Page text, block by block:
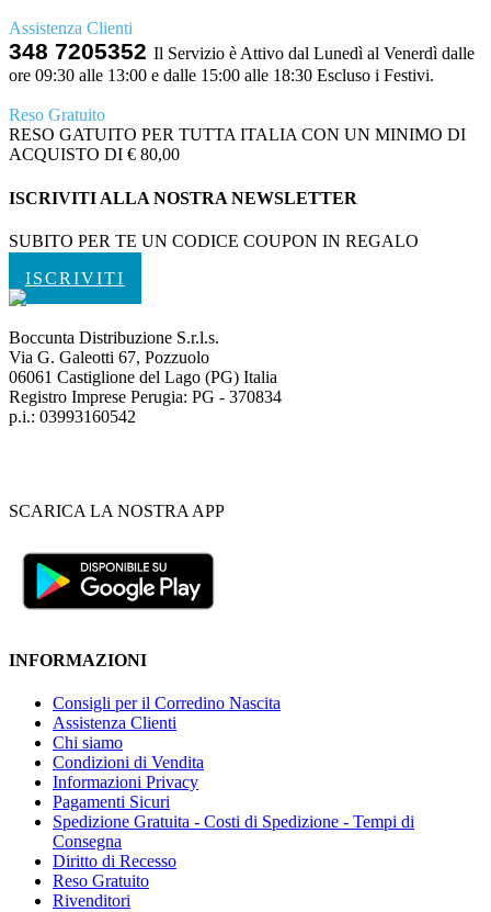
Assistenza Clienti
348 7205352 Il Servizio è Attivo dal Lunedì al Venerdì dalle
ore 09:30 alle 13:00 e dalle 15:00 alle 18:30 Escluso i Festivi.
Reso Gratuito
RESO GATUITO PER TUTTA ITALIA CON UN MINIMO DI
ACQUISTO DI € 80,00
ISCRIVITI ALLA NOSTRA NEWSLETTER
SUBITO PER TE UN CODICE COUPON IN REGALO
ISCRIVITI
Boccunta Distribuzione S.r.l.s.
Via G. Galeotti 67, Pozzuolo
06061 Castiglione del Lago (PG) Italia
Registro Imprese Perugia: PG - 370834
p.i.: 03993160542
SCARICA LA NOSTRA APP
INFORMAZIONI
Consigli per il Corredino Nascita
Assistenza Clienti
Chi siamo
Condizioni di Vendita
Informazioni Privacy
Pagamenti Sicuri
Spedizione Gratuita - Costi di Spedizione - Tempi di
Consegna
Diritto di Recesso
Reso Gratuito
Rivenditori